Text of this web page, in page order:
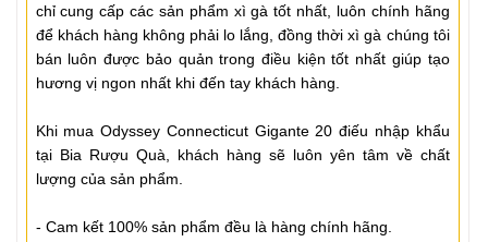
chỉ cung cấp các sản phẩm xì gà tốt nhất, luôn chính hãng
để khách hàng không phải lo lắng, đồng thời xì gà chúng tôi
bán luôn được bảo quản trong điều kiện tốt nhất giúp tạo
hương vị ngon nhất khi đến tay khách hàng.
Khi mua Odyssey Connecticut Gigante 20 điếu nhập khẩu
tại Bia Rượu Quà, khách hàng sẽ luôn yên tâm về chất
lượng của sản phẩm.
- Cam kết 100% sản phẩm đều là hàng chính hãng.